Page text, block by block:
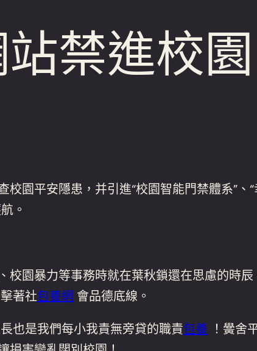
禁進校
園平安隱患，并引進“校園智能門禁體系”、
。
園暴力等事務時就在葉秋鎖還在思慮的時
著社包養網 會品德底線。
也是我們每小我責無旁貸的職責包養 ！黌舍